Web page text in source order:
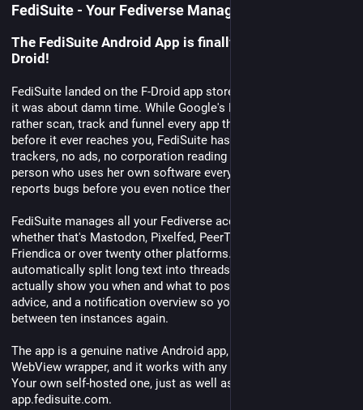
FediSuite - Your Fediverse Management Platform
The FediSuite Android App is finally available on F-
Droid!
FediSuite landed on the F-Droid app store today, and honestly,
it was about damn time. While Google's Play Store would
rather scan, track and funnel every app through its own cloud
before it ever reaches you, FediSuite has none of that. No
trackers, no ads, no corporation reading along. Just one
person who uses her own software every single day and
reports bugs before you even notice them.
FediSuite manages all your Fediverse accounts in one place,
whether that's Mastodon, Pixelfed, PeerTube, Misskey,
Friendica or over twenty other platforms. Schedule posts,
automatically split long text into threads, get analytics that
actually show you when and what to post instead of generic
advice, and a notification overview so you never have to jump
between ten instances again.
The app is a genuine native Android app, not some reheated
WebView wrapper, and it works with any FediSuite instance.
Your own self-hosted one, just as well as the official one at
app.fedisuite.com.